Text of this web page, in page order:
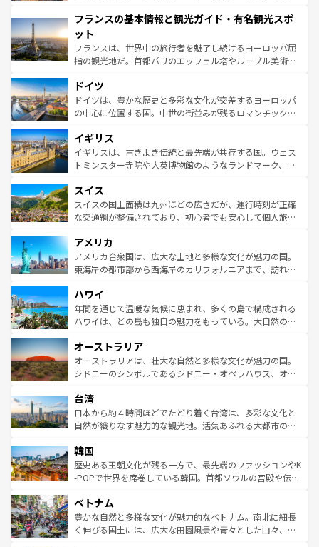
ませてくれるイタリアで、忘れられない旅をしてみよう！
なお、新着のイタリア情報は
しい。
文化が根付くこの国では、情熱的なフラメンコ、熱気あふ
れる闘牛、そして美味しいタパスが生活の一部となってい
る。首都マドリードの洗練された雰囲気や、バルセロナの
アートに溢れた街角から、地方では古代ローマ遺跡や中世
せる。地方によって風土や気候が異なるスペインはその個
性で訪れる人を魅了する。 なお、新着のスペイン情報は コ
ンテンツ一覧を参照してほしい。
フランスの基本情報と観光ガイド・有名観光スポ
ット
フランスは、世界中の旅行者を魅了し続けるヨーロッパ屈
指の観光地だ。首都パリのエッフェル塔やルーブル美術館
で、幅広い魅力が詰まっている。華麗な宮殿、歴史的な大
聖堂、美しいビーチ、そして豊かな自然が、訪れる者を心
から魅了する。また、フランスは美食の国としても知ら
いる。シャンパンの発祥地であるランス、プロヴァンスの
香り高いラベンダー畑など、多彩な楽しみ方が可能だ。さ
らに、パリ以外の地域にも魅力が溢れており、どの街角に
れる地方に足を運ぶとそれぞれで全く異なる文化を体験で
きるだろう。 なお、新着のフランス情報はコンテンツ一覧
を参照してほしい。
ドイツ
ドイツは、豊かな歴史と多彩な文化が交差するヨーロッパ
の中心に位置する国。中世の街並みが残るロマンチック街
顔を持つこの国は、どこを歩いても飽きることがない。ベ
ルリンの文化的活気、バイエルン州のアルプスの絶景、そ
してライン川沿いのワイン畑といった風景は必見。ビール
は、お酒好きな人にはぜひ体験してほしい。 なお、新着の
ドイツ情報はコンテンツ一覧を参照してほしい。
イギリス
イギリスは、古きよき伝統と最先端が共存する国。ウェス
トミンスター寺院や大英博物館のようなランドマーク、歴
リアごとに異なる魅力がある。また、優雅なアフタヌーン
ティー、ビール好きにはたまらない英国パブ、サッカー観
戦など、本場だからこそできる体験も豊富。イギリスを旅
ンツ一覧を参照してほしい。
スイス
スイスの国土面積は九州ほどの広さだが、運行時刻が正確
な交通網が整備されており、初心者でも安心して個人旅行
の建物がそのまま残る町や、スイスならではのユニークな
博物館もあり、アルプス観光だけでなく町歩きも満喫する
ことができる。国民の所得が高いため物価も高いが、旅行
ば市内交通費無料で観光を楽しむこともできる。 なお、新
着のスイス情報はコンテンツ一覧 を参照してほしい。
アメリカ
アメリカ合衆国は、広大な土地と多様な文化が魅力の国。
東海岸の都市部から西海岸のカリフォルニアまで、訪れる
のような巨大都市は、観光、ショッピング、エンターテイ
ンメントが詰まった刺激的なスポットだ。一方、アメリカ
西部には大自然が広がり、グランドキャニオンやイエロー
部のニューオーリンズでは、音楽と美食が融合した独特の
文化が魅力。旅行者はアメリカの各地域で異なる魅力を楽
しみながら、その多様性と豊かな歴史を感じることができ
ならではの贅沢な旅のスタイルだ。 なお、新着のアメリカ
情報はコンテンツ一覧を参照してほしい。
ハワイ
年間を通じて温暖な気候に恵まれ、多くの島で構成される
ハワイは、どの島も独自の魅力をもっている。大自然の神
ワイ島は見逃せない。また、定番の観光地といえばオアフ
島だが、静かな自然を求めるならマウイ島やカウアイ島が
おすすめ。エメラルドグリーンに輝く海をはじめ、豊かな
れるおもてなしの心で訪れる人々を迎えてくれるハワイの
人々、おいしいローカルフードやハワイアンミュージッ
ク、伝統的なフラダンスなど、すべてがハワイの魅力を彩
ワイを、存分に味わってほしい。 なお、新着のハワイ情報
はコンテンツ一覧を参照してほしい。
オーストラリア
オーストラリアは、壮大な自然と多様な文化が魅力の国。
シドニーのシンボルであるシドニー・オペラハウス、オー
リアリーフや大陸中央部にそびえるウルル（エアーズロッ
ク）、タスマニアの美しい原生林やケアンズの熱帯雨林な
ど、見どころがたくさん。また、カフェやワイン、オージ
いる。アクティビティも充実しており、サーフィンやダイ
ビング、ハイキングなど、アウトドア好きにはたまらな
い。オーストラリアの多彩な魅力を存分に味わいつくそ
参照してほしい。
台湾
日本から約４時間ほどでたどり着く台湾は、多彩な文化と
自然が織りなす魅力的な観光地。活気あふれる大都市の台
ン）、静ひつな山岳地帯である台湾東部など、都市の喧騒
と山間の静けさが共存しており、訪れる人に新しい発見と
驚きをもたらしてくれる。また、奥深い台湾の食文化も魅
容にもいいと評判のスイーツなど、バラエティ豊かな料理
が味わえる。 なお、新着の台湾情報は コンテンツ一覧を参
照してほしい。
韓国
歴史ある王朝文化が残る一方で、最先端のファッションやK
-POPで世界を席巻している韓国。首都ソウルの宮殿や伝統
き、地方に足を延ばせば四季折々の自然美を楽しむことが
できる。そして、キムチや焼肉、絶品のストリートフード
まで、さまざまな韓国料理が待っている。夜には、韓国な
ベトナム
豊かな自然と多様な文化が魅力的なベトナム。南北に細長
く伸びる国土には、広大な田園風景や青々とした山々、世